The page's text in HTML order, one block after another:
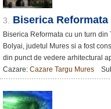
3. Biserica
Biserica Reformata cu un turn
Bolyai, judetul Mures si a fost
din punct de vedere arhitectural
Cazare: Cazare Targu Mures